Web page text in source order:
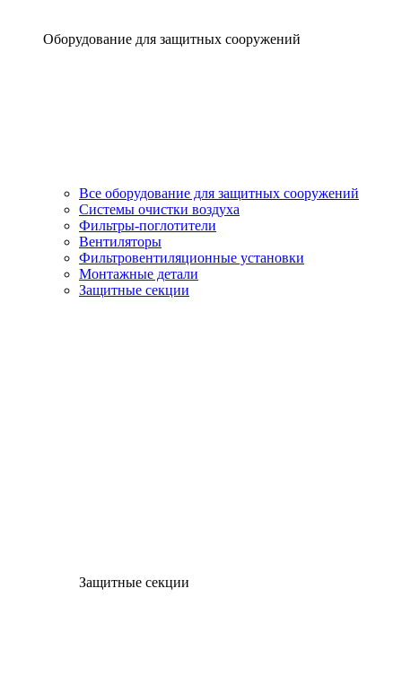
Оборудование для защитных сооружений
Все оборудование для защитных сооружений
Системы очистки воздуха
Фильтры-поглотители
Вентиляторы
Фильтровентиляционные установки
Монтажные детали
Защитные секции
Защитные секции